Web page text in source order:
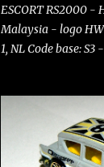
ESCORT RS2000 -
Malaysia - logo
1, NL Code base: